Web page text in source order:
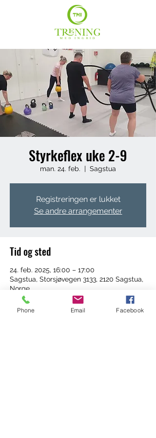
Styrkeflex uke 2-9
man. 24. feb.
  |
Sagstua
Registreringen er lukket
Se andre arrangementer
Tid og sted
24. feb. 2025, 16:00 – 17:00
Sagstua, Storsjøvegen 3133, 2120 Sagstua,
Norge
Phone Email Facebook